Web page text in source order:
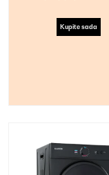
Kupite sada